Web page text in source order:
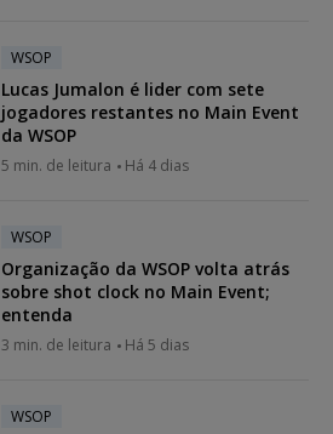
WSOP
Lucas Jumalon é lider com sete
jogadores restantes no Main Event
da WSOP
5 min. de leitura Há 4 dias
WSOP
Organização da WSOP volta atrás
sobre shot clock no Main Event;
entenda
3 min. de leitura Há 5 dias
WSOP